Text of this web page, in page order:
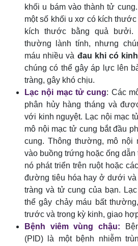
khối u bám vào thành tử
một số khối u xơ có kích
kích thước bằng quả
thường lành tính, nhưng
máu nhiều và đau khi có kinh
chúng có thể gây áp lực lên
tràng, gây khó chịu.
Lạc nội mạc tử cung: Các
phân hủy hàng tháng và
với kinh nguyệt. Lạc nội mạc
mô nội mạc tử cung bắt đầu
cung. Thông thường, mô nội
vào buồng trứng hoặc ống
nó phát triển trên ruột hoặc
đường tiêu hóa hay ở dưới
tràng và tử cung của bạn.
thể gây chảy máu bất
trước và trong kỳ kinh, giao
Bệnh viêm vùng chậu:
(PID) là một bệnh nhiễm